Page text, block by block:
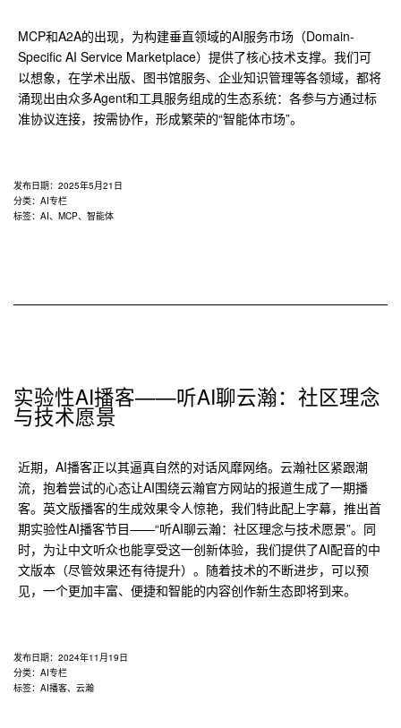
MCP和A2A的出现，为构建垂直领域的AI服务市场（Domain-
Specific AI Service Marketplace）提供了核心技术支撑。我们可
以想象，在学术出版、图书馆服务、企业知识管理等各领域，都将
涌现出由众多Agent和工具服务组成的生态系统：各参与方通过标
准协议连接，按需协作，形成繁荣的“智能体市场”。
发布日期： 2025年5月21日
分类： AI专栏
标签： AI、 MCP、 智能体
实验性AI播客——听AI聊云瀚：社区理念
与技术愿景
近期，AI播客正以其逼真自然的对话风靡网络。云瀚社区紧跟潮
流，抱着尝试的心态让AI围绕云瀚官方网站的报道生成了一期播
客。英文版播客的生成效果令人惊艳，我们特此配上字幕，推出首
期实验性AI播客节目——“听AI聊云瀚：社区理念与技术愿景”。同
时，为让中文听众也能享受这一创新体验，我们提供了AI配音的中
文版本（尽管效果还有待提升）。随着技术的不断进步，可以预
见，一个更加丰富、便捷和智能的内容创作新生态即将到来。
发布日期： 2024年11月19日
分类： AI专栏
标签： AI播客、 云瀚